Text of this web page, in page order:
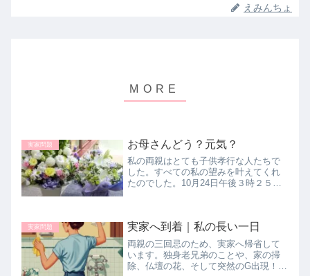
えみんちょ
実家問題 お母さんどう？元気？
私の両親はとても子供孝行な人たちで
した。すべての私の望みを叶えてくれ
たのでした。10月24日午後３時２５分
とは月命日が同じです。お寺さんに...
実家問題 実家へ到着｜私の長い一日
両親の三回忌のため、実家へ帰省して
います。独身老兄弟のことや、家の掃
除、仏壇の花、そして突然のG出現！？